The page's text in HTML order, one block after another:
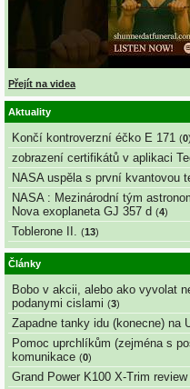
Přejít na videa
Aktuality
Končí kontroverzní éčko E 171 (0)
zobrazení certifikátů v aplikaci
NASA uspěla s první kvantovou
NASA : Mezinárodní tým
Nova exoplaneta GJ 357 d (4)
Toblerone II. (13)
Články
Bobo v akcii, alebo ako vyvolat
podanymi cislami (3)
Zapadne tanky idu (konecne) na
Pomoc uprchlíkům (zejména s
komunikace (0)
Grand Power K100 X-Trim review